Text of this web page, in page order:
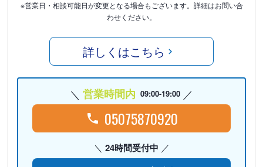
※営業日・相談可能日が変更となる場合もございます。詳細はお問い合
わせください。
詳しくはこちら
営業時間内 09:00-19:00
05075870920
24時間受付中